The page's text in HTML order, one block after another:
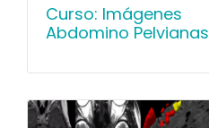
Curso: Imágenes
Abdomino Pelvianas